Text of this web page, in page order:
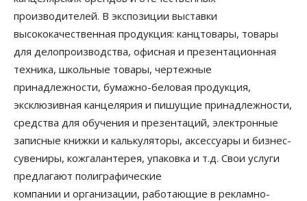
производителей. В экспозиции выставки
высококачественная продукция: канцтовары, товары
для делопроизводства, офисная и презентационная
техника, школьные товары, чертежные
принадлежности, бумажно-беловая продукция,
эксклюзивная канцелярия и пишущие принадлежности,
средства для обучения и презентаций, электронные
записные книжки и калькуляторы, аксессуары и бизнес-
сувениры, кожгалантерея, упаковка и т.д. Свои услуги
предлагают полиграфические
компании и организации, работающие в рекламно-